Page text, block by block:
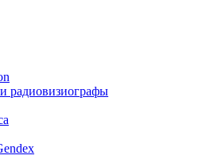
радиовизиографы